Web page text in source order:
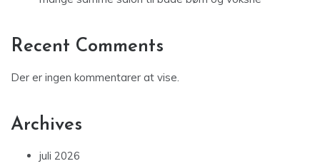
Recent Comments
Der er ingen kommentarer at vise.
Archives
juli 2026